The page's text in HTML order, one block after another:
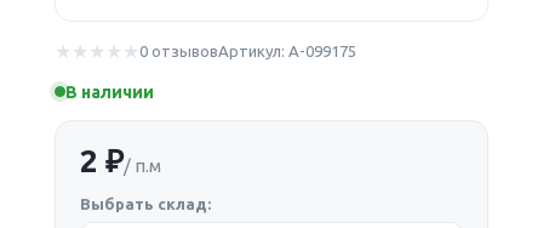
0 отзывовАртикул: А-099175
В наличии
2 ₽/ п.м
Выбрать склад: